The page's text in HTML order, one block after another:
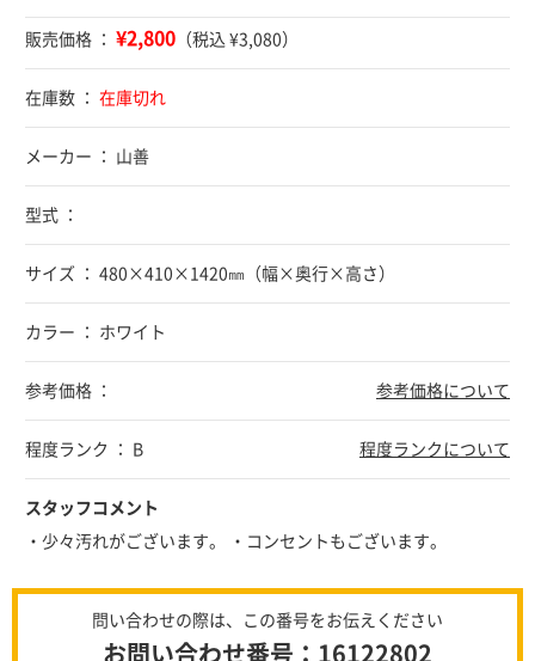
販売価格 ： ¥2,800 （税込 ¥3,080）
在庫数 ： 在庫切れ
メーカー ： 山善
型式 ：
サイズ ： 480×410×1420㎜（幅×奥行×高さ）
カラー ： ホワイト
参考価格 ： 参考価格について
程度ランク ： B 程度ランクについて
スタッフコメント
・少々汚れがございます。 ・コンセントもございます。
問い合わせの際は、この番号をお伝えください
お問い合わせ番号：16122802